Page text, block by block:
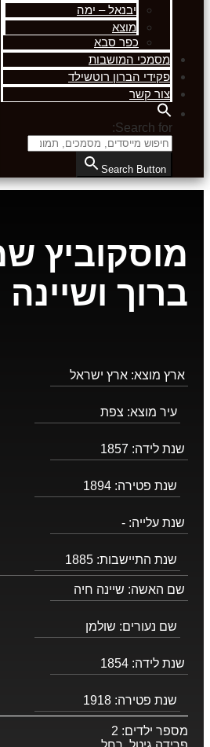
יבנאל – ימה
מוצא
כפר סבא
מסמכי המושבות
פקידי הברון רוטשילד
צור קשר
Search for:
Search Button
מוסקוביץ
ברוך
ארץ מוצא: ארץ ישראל
עיר מוצא: צפת
שנת לידה: 1857
שנת פטירה: 1894
שנת עלייה: -
שנת התיישבות: 1885
שם האשה: שיינה חיה
שם נעורים: שולמן
שנת לידה: 1854
שנת פטירה: 1918
מספר ילדים: 2